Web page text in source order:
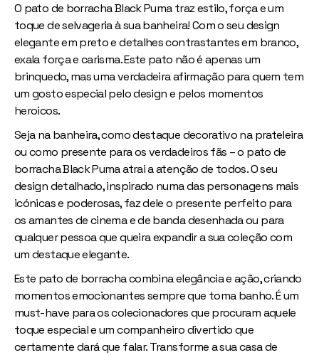
O pato de borracha Black Puma traz estilo, força e um
toque de selvageria à sua banheira! Com o seu design
elegante em preto e detalhes contrastantes em branco,
exala força e carisma. Este pato não é apenas um
brinquedo, mas uma verdadeira afirmação para quem tem
um gosto especial pelo design e pelos momentos
heroicos.
Seja na banheira, como destaque decorativo na prateleira
ou como presente para os verdadeiros fãs – o pato de
borracha Black Puma atrai a atenção de todos. O seu
design detalhado, inspirado numa das personagens mais
icónicas e poderosas, faz dele o presente perfeito para
os amantes de cinema e de banda desenhada ou para
qualquer pessoa que queira expandir a sua coleção com
um destaque elegante.
Este pato de borracha combina elegância e ação, criando
momentos emocionantes sempre que toma banho. É um
must-have para os colecionadores que procuram aquele
toque especial e um companheiro divertido que
certamente dará que falar. Transforme a sua casa de